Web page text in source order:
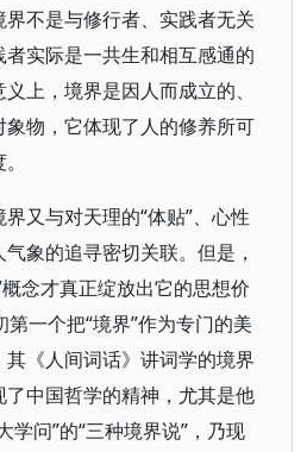
不是与修行者、实践者无关
实际是一共生和相互感通的
上，境界是因人而成立的、
物，它体现了人的修养所可
又与对天理的“体贴”、心性
象的追寻密切关联。但是，
念才真正绽放出它的思想价
一个把“境界”作为专门的美
《人间词话》讲词学的境界
中国哲学的精神，尤其是他
学问”的“三种境界说”，乃现